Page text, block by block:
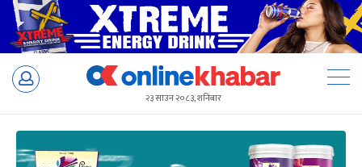
Skip
२३ साउन २०८३, शनिबार